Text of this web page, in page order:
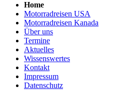
Home
Motorradreisen USA
Motorradreisen Kanada
Über uns
Termine
Aktuelles
Wissenswertes
Kontakt
Impressum
Datenschutz